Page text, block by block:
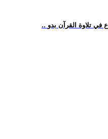
في تلاوة القرآن بدو